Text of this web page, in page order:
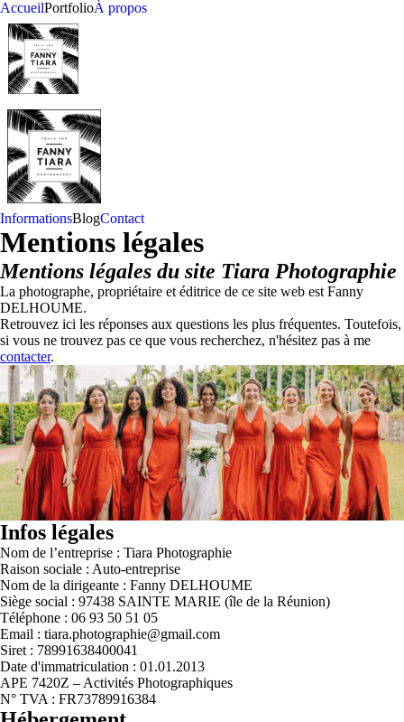
AccueilPortfolioÀ propos
InformationsBlogContact
Mentions légales
Mentions légales du site Tiara Photographie
La photographe, propriétaire et éditrice de ce site web est Fanny
DELHOUME.
Retrouvez ici les réponses aux questions les plus fréquentes. Toutefois,
si vous ne trouvez pas ce que vous recherchez, n'hésitez pas à me
contacter.
Infos légales
Nom de l’entreprise : Tiara Photographie
Raison sociale : Auto-entreprise
Nom de la dirigeante : Fanny DELHOUME
Siège social : 97438 SAINTE MARIE (île de la Réunion)
Téléphone : 06 93 50 51 05
Email : tiara.photographie@gmail.com
Siret : 78991638400041
Date d'immatriculation : 01.01.2013
APE 7420Z – Activités Photographiques
N° TVA : FR73789916384